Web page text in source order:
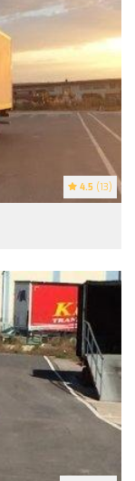
4.5 (13)